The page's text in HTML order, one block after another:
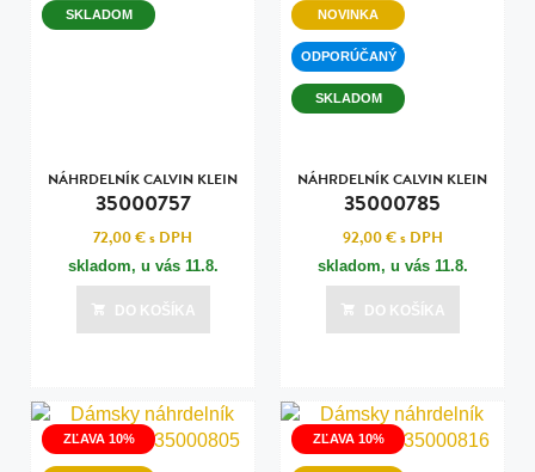
SKLADOM
NÁHRDELNÍK CALVIN KLEIN
35000757
72,00 €s DPH
skladom, u vás 11.8.
DO KOŠÍKA
NOVINKA
ODPORÚČANÝ
SKLADOM
NÁHRDELNÍK CALVIN KLEIN
35000785
92,00 €s DPH
skladom, u vás 11.8.
DO KOŠÍKA
ZĽAVA 10% ZĽAVA 10%